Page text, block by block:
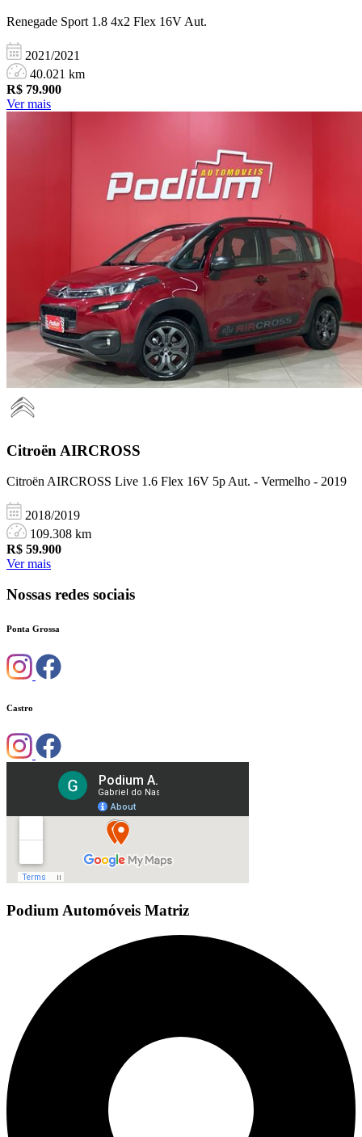
Renegade Sport 1.8 4x2 Flex 16V Aut.
2021/2021
40.021 km
R$ 79.900
Ver mais
Citroën AIRCROSS
Citroën AIRCROSS Live 1.6 Flex 16V 5p Aut. - Vermelho - 2019
2018/2019
109.308 km
R$ 59.900
Ver mais
Nossas redes sociais
Ponta Grossa
Castro
Podium Automóveis Matriz